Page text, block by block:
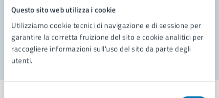
Questo sito web utilizza i cookie
Utilizziamo cookie tecnici di navigazione e di sessione per
garantire la corretta fruizione del sito e cookie analitici per
raccogliere informazioni sull'uso del sito da parte degli
utenti.
Segnala disservizio